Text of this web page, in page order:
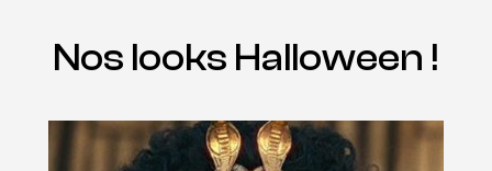
Nos looks Halloween !